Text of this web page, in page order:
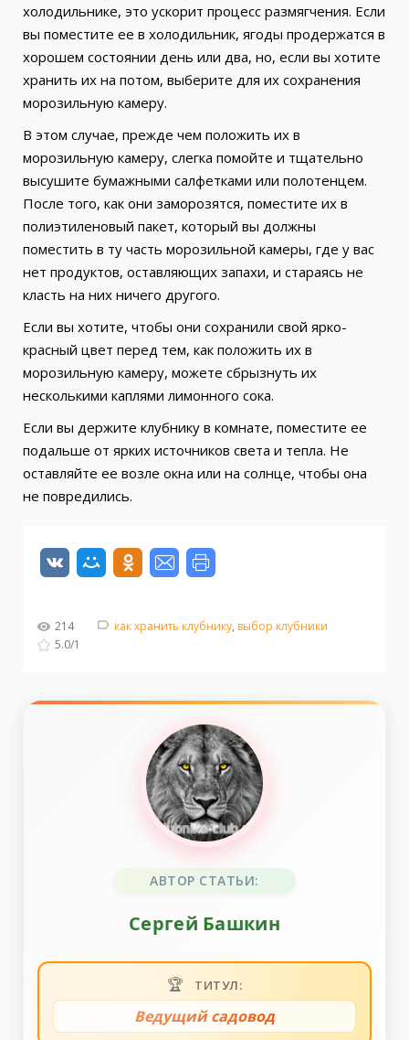
холодильнике, это ускорит процесс размягчения. Если
вы поместите ее в холодильник, ягоды продержатся в
хорошем состоянии день или два, но, если вы хотите
хранить их на потом, выберите для их сохранения
морозильную камеру.
В этом случае, прежде чем положить их в
морозильную камеру, слегка помойте и тщательно
высушите бумажными салфетками или полотенцем.
После того, как они заморозятся, поместите их в
полиэтиленовый пакет, который вы должны
поместить в ту часть морозильной камеры, где у вас
нет продуктов, оставляющих запахи, и стараясь не
класть на них ничего другого.
Если вы хотите, чтобы они сохранили свой ярко-
красный цвет перед тем, как положить их в
морозильную камеру, можете сбрызнуть их
несколькими каплями лимонного сока.
Если вы держите клубнику в комнате, поместите ее
подальше от ярких источников света и тепла. Не
оставляйте ее возле окна или на солнце, чтобы она
не повредились.
214 как хранить клубнику, выбор клубники
5.0/1
АВТОР СТАТЬИ:
Сергей Башкин
🏆 ТИТУЛ:
Ведущий садовод